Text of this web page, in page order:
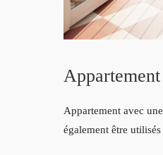
Appartement avec
également être